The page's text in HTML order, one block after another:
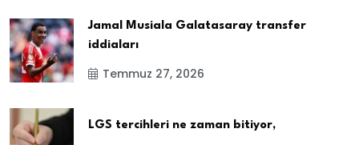
Jamal Musiala Galatasaray transfer
iddiaları
Temmuz 27, 2026
LGS tercihleri ne zaman bitiyor,